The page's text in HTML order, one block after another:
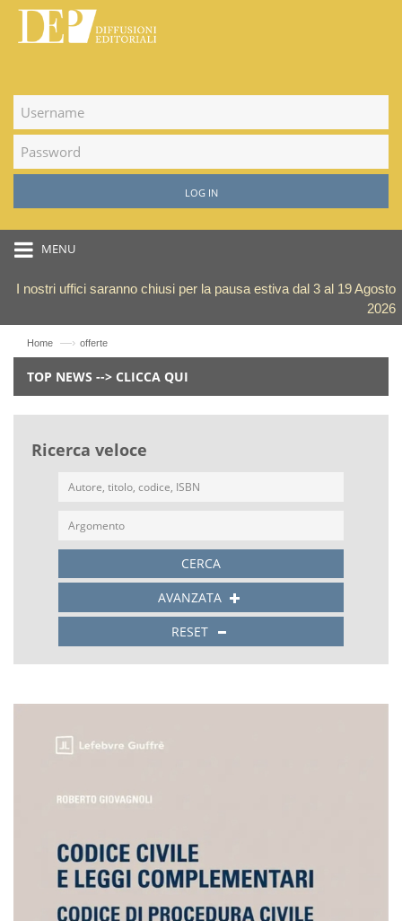
LOG IN
MENU
I nostri uffici saranno chiusi per la pausa estiva dal 3 al 19 Agosto
2026
Home —› offerte
TOP NEWS --> CLICCA QUI
Ricerca veloce
CERCA
AVANZATA
RESET